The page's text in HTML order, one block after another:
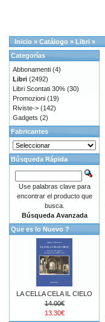
Inicio » Catálogo » Libri »
Categorías
Abbonamenti (4)
Libri (2492)
Libri Scontati 30% (30)
Promozioni (19)
Riviste-> (142)
Gadgets (2)
Fabricantes
Búsqueda Rápida
Use palabras clave para
encontrar el producto que
busca.
Búsqueda Avanzada
Que es lo Nuevo ?
LA CELLA CELA IL CIELO
14.00€
13.30€